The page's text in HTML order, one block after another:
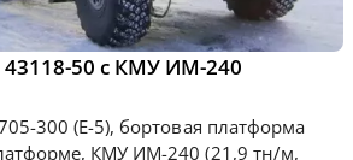
50 с КМУ ИМ-240
300 (Е-5), бортовая платформа
КМУ ИМ-240 (21,9 тн/м,